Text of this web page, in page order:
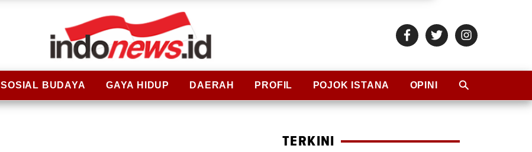
SOSIAL BUDAYA GAYA HIDUP DAERAH PROFIL POJOK ISTANA OPINI
TERKINI